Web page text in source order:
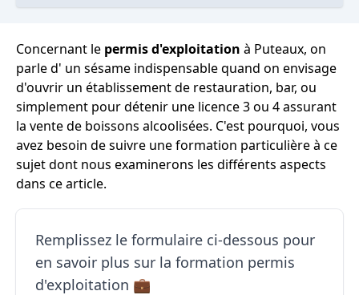
Concernant le permis d'exploitation à Puteaux, on
parle d' un sésame indispensable quand on envisage
d'ouvrir un établissement de restauration, bar, ou
simplement pour détenir une licence 3 ou 4 assurant
la vente de boissons alcoolisées. C'est pourquoi, vous
avez besoin de suivre une formation particulière à ce
sujet dont nous examinerons les différents aspects
dans ce article.
Remplissez le formulaire ci-dessous pour
en savoir plus sur la formation permis
d'exploitation 💼